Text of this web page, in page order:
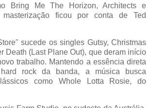
Bring Me The Horizon, Architects e
masterização ficou por conta de Ted
sucede os singles Gutsy, Christmas
Death (Last Plane Out), que deram início
trabalho. Mantendo a essência direta
rock da banda, a música busca
como Whole Lotta Rosie, do